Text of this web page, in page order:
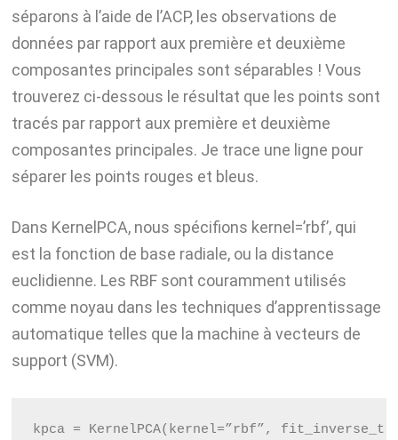
séparons à l’aide de l’ACP, les observations de
données par rapport aux première et deuxième
composantes principales sont séparables ! Vous
trouverez ci-dessous le résultat que les points sont
tracés par rapport aux première et deuxième
composantes principales. Je trace une ligne pour
séparer les points rouges et bleus.
Dans KernelPCA, nous spécifions kernel=’rbf’, qui
est la fonction de base radiale, ou la distance
euclidienne. Les RBF sont couramment utilisés
comme noyau dans les techniques d’apprentissage
automatique telles que la machine à vecteurs de
support (SVM).
kpca = KernelPCA(kernel=”rbf”,